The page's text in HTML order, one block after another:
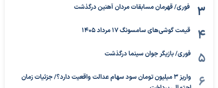
فوری/ قهرمان مسابقات مردان آهنین درگذشت
قیمت گوشی‌های سامسونگ 17 مرداد 1405
فوری/ بازیگر جوان سینما درگذشت
واریز ۳ میلیون تومان سود سهام عدالت واقعیت دارد؟/ جزئیات زمان